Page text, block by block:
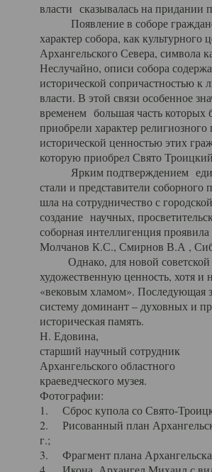
власти сказывалась на придании
Появление в соборе
характер собора, как
Архангельского Севера, символа
Неслучайно, описи собора
исторической сопричастностью к
власти. В этой связи особенное
временем большая часть которых
приобрели характер
исторической ценностью этих
которую приобрел Свято
Ярким подтверждением
стали и представители
шла на сотрудничество с
создание научных,
соборная интеллигенция
Молчанов К.С., Смирнов В.А ,
Однако, для новой советской
художественную ценность, хотя и
«вековым хламом». Последующая
систему доминант – духовных и
историческая память.
Н. Едовина,
старший научный сотрудник
Архангельского областного
краеведческого музея.
Фотографии:
1. Сброс купола со Свято-
2. Рисованный план
г.;
3. Фрагмент плана